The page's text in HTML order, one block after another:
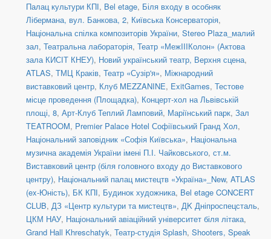
Палац культури КПІ, Bel etage, Біля входу в особняк
Лібермана, вул. Банкова, 2, Київська Консерваторія,
Національна спілка композиторів України, Stereo Plaza_малий
зал, Театральна лабораторія, Театр «МежIIIКолон» (Актова
зала КИСІТ КНЕУ), Новий український театр, Верхня сцена,
ATLAS, ТМЦ Краків, Театр «Сузір'я», Міжнародний
виставковий центр, Клуб MEZZANINE, ExitGames, Тестове
місце проведення (Площадка), Концерт-хол на Львівській
площі, 8, Арт-Клуб Теплий Ламповий, Маріїнський парк, Зал
TEATROOM, Premier Palace Hotel Софіївський Гранд Хол,
Національний заповідник «Софія Київська», Національна
музична академія України імені П.І. Чайковського, ст.м.
Виставковий центр (біля головного входу до Виставкового
центру), Національний палац мистецтв «Україна»_New, ATLAS
(ex-Юність), БК КПІ, Будинок художника, Bel etage CONCERT
CLUB, ДЗ «Центр культури та мистецтв», ДK Дніпроспецсталь,
ЦКМ НАУ, Національний авіаційний університет біля літака,
Grand Hall Khreschatyk, Театр-студія Splash, Shooters, Speak